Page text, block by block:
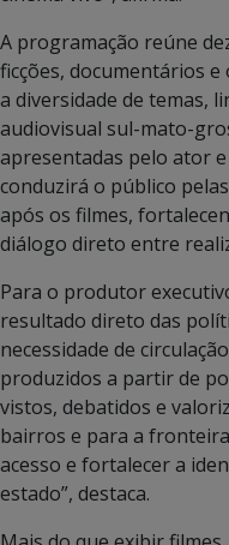
A programação reúne
ficções, documentários
a diversidade de temas,
audiovisual sul-mato-
apresentadas pelo ator
conduzirá o público
após os filmes,
diálogo direto entre
Para o produtor
resultado direto das
necessidade de
produzidos a partir de
vistos, debatidos e
bairros e para a
acesso e fortalecer a
estado”, destaca.